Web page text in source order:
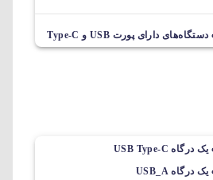
دستگاه‌های دارای پورت USB و Type-C
یک درگاه USB Type-C
یک درگاه USB_A